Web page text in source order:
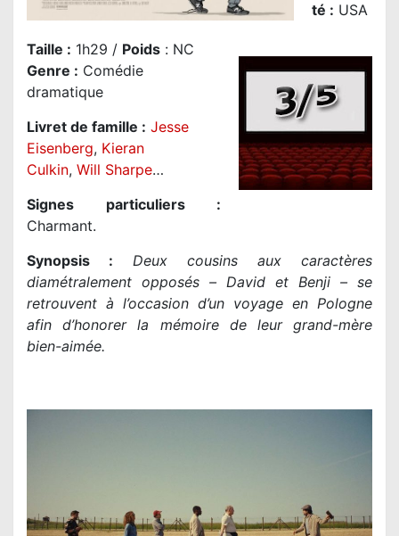
té : USA
Taille : 1h29 / Poids : NC
Genre : Comédie
dramatique
Livret de famille : Jesse
Eisenberg, Kieran
Culkin, Will Sharpe…
Signes particuliers :
Charmant.
Synopsis :
Deux cousins aux caractères
diamétralement opposés – David et Benji – se
retrouvent à l’occasion d’un voyage en Pologne
afin d’honorer la mémoire de leur grand-mère
bien-aimée.